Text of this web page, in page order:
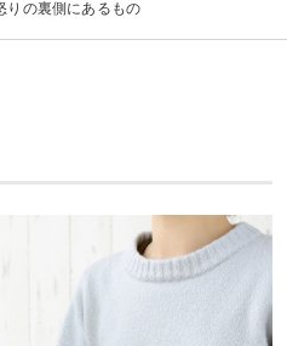
りの裏側にあるもの